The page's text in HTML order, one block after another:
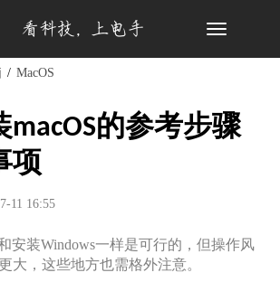
Toggle
MacOS
macOS的参考步骤
项
11 16:55
安装Windows一样是可行的，但操作风
大，这些地方也需格外注意。